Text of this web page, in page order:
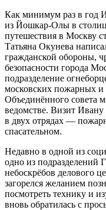
Как минимум раз в год
из Йошкар-Олы в
путешествия в Москву
Татьяна Окунева
гражданской обороны,
безопасности города
подразделение
московских пожарных и
Объединённого совета
ведомстве. Визит Ивану
в двух отрядах —
спасательном.
Недавно в одной из
одно из
небоскрёбов делового
загорелся желанием
посмотреть технику и
вновь обратилась с